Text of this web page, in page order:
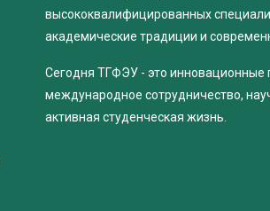
высококвалифицированных
академические традиции и
Сегодня ТГФЭУ - это инновационные
международное сотрудничество,
активная студенческая жизнь.